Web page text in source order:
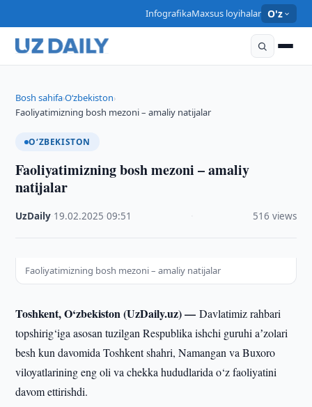
InfografikaMaxsus loyihalar O'z
Bosh sahifa›O‘zbekiston›
Faoliyatimizning bosh mezoni – amaliy natijalar
O‘ZBEKISTON
Faoliyatimizning bosh mezoni – amaliy
natijalar
UzDaily 19.02.2025 ·09:51 516 views
Faoliyatimizning bosh mezoni – amaliy natijalar
Toshkent, O‘zbekiston (UzDaily.uz) —Davlatimiz rahbari
topshirig‘iga asosan tuzilgan Respublika ishchi guruhi aʼzolari
besh kun davomida Toshkent shahri, Namangan va Buxoro
viloyatlarining eng oli va chekka hududlarida o‘z faoliyatini
davom ettirishdi.